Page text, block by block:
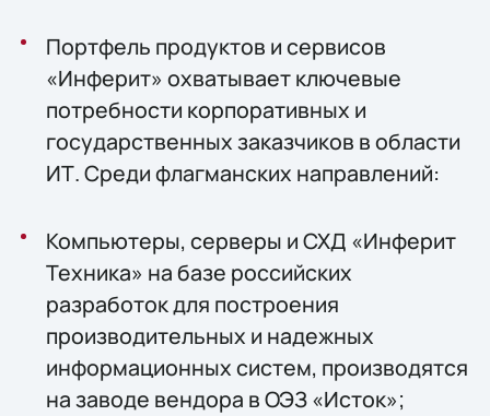
Портфель продуктов и сервисов
«Инферит» охватывает ключевые
потребности корпоративных и
государственных заказчиков в области
ИТ. Среди флагманских направлений:
Компьютеры, серверы и СХД «Инферит
Техника» на базе российских
разработок для построения
производительных и надежных
информационных систем, производятся
на заводе вендора в ОЭЗ «Исток»;